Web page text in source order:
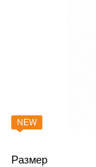
NEW
Размер